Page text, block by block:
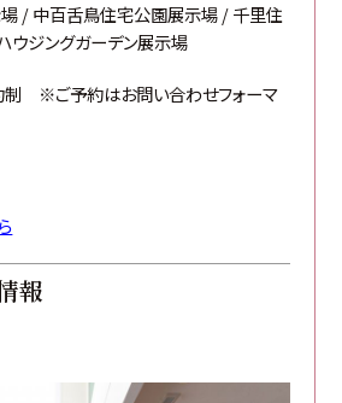
中百舌鳥住宅公園展示場 / 千里住
ジングガーデン展示場
※ご予約はお問い合わせフォーマ
報